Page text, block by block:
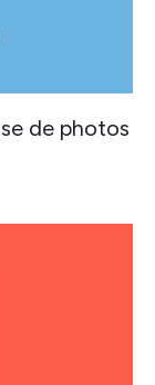
de photos